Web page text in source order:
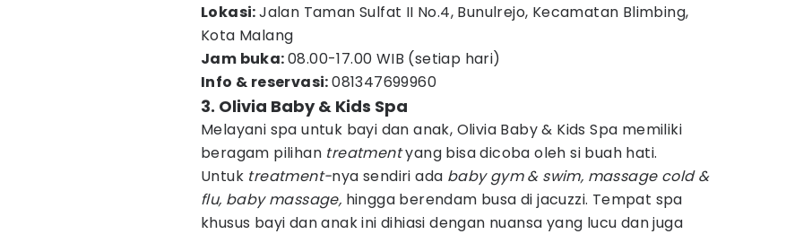
Lokasi:Jalan Taman Sulfat II No.4, Bunulrejo, Kecamatan Blimbing,
Kota Malang
Jam buka:08.00-17.00 WIB (setiap hari)
Info & reservasi:081347699960
3. Olivia Baby & Kids Spa
Melayani spa untuk bayi dan anak, Olivia Baby & Kids Spa memiliki
beragam pilihan treatmentyang bisa dicoba oleh si buah hati.
Untuk treatment-nya sendiri ada baby gym & swim, massage cold &
flu, baby massage, hingga berendam busa di jacuzzi. Tempat spa
khusus bayi dan anak ini dihiasi dengan nuansa yang lucu dan juga